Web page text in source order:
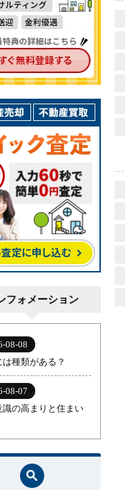
フォメーション